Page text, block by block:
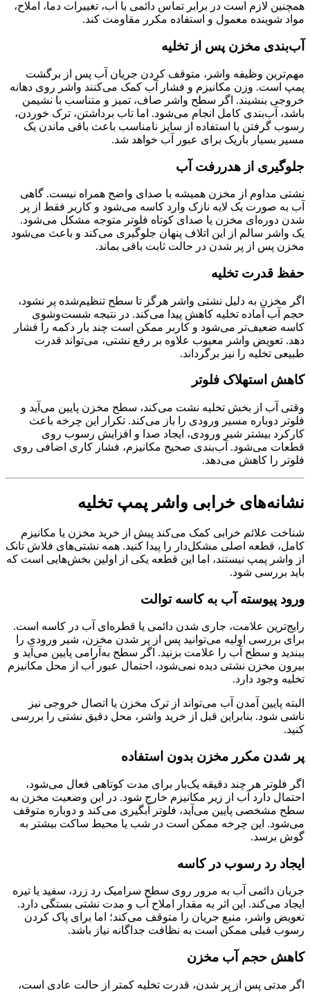
همچنین لازم است در برابر تماس دائمی با آب، تغییرات دما، املاح،
مواد شوینده معمول و استفاده مکرر مقاومت کند.
آب‌بندی مخزن پس از تخلیه
مهم‌ترین وظیفه واشر، متوقف کردن جریان آب پس از برگشت
پمپ است. وزن مکانیزم و فشار آب کمک می‌کنند واشر روی دهانه
خروجی بنشیند. اگر سطح واشر صاف، تمیز و متناسب با نشیمن
باشد، آب‌بندی کامل انجام می‌شود. اما تاب برداشتن، ترک خوردن،
رسوب گرفتن یا استفاده از سایز نامناسب باعث باقی ماندن یک
مسیر بسیار باریک برای عبور آب خواهد شد.
جلوگیری از هدررفت آب
نشتی مداوم از مخزن همیشه با صدای واضح همراه نیست. گاهی
آب به صورت یک لایه نازک وارد کاسه می‌شود و کاربر فقط از پر
شدن دوره‌ای مخزن یا صدای کوتاه فلوتر متوجه مشکل می‌شود.
یک واشر سالم از این اتلاف پنهان جلوگیری می‌کند و باعث می‌شود
مخزن پس از پر شدن در حالت ثابت باقی بماند.
حفظ قدرت تخلیه
اگر مخزن به دلیل نشتی واشر هرگز تا سطح تنظیم‌شده پر نشود،
حجم آب آماده تخلیه کاهش پیدا می‌کند. در نتیجه شست‌وشوی
کاسه ضعیف‌تر می‌شود و کاربر ممکن است چند بار دکمه را فشار
دهد. تعویض واشر معیوب علاوه بر رفع نشتی، می‌تواند قدرت
طبیعی تخلیه را نیز برگرداند.
کاهش استهلاک فلوتر
وقتی آب از بخش تخلیه نشت می‌کند، سطح مخزن پایین می‌آید و
فلوتر دوباره مسیر ورودی را باز می‌کند. تکرار این چرخه باعث
کارکرد بیشتر شیر ورودی، ایجاد صدا و افزایش رسوب روی
قطعات می‌شود. آب‌بندی صحیح مکانیزم، فشار کاری اضافی روی
فلوتر را کاهش می‌دهد.
نشانه‌های خرابی واشر پمپ تخلیه
شناخت علائم خرابی کمک می‌کند پیش از خرید مخزن یا مکانیزم
کامل، قطعه اصلی مشکل‌دار را پیدا کنید. همه نشتی‌های فلاش تانک
از واشر پمپ نیستند، اما این قطعه یکی از اولین بخش‌هایی است که
باید بررسی شود.
ورود پیوسته آب به کاسه توالت
رایج‌ترین علامت، جاری شدن دائمی یا قطره‌ای آب در کاسه است.
برای بررسی اولیه می‌توانید پس از پر شدن مخزن، شیر ورودی را
ببندید و سطح آب را علامت بزنید. اگر سطح به‌آرامی پایین می‌آید و
بیرون مخزن نشتی دیده نمی‌شود، احتمال عبور آب از محل مکانیزم
تخلیه وجود دارد.
البته پایین آمدن آب می‌تواند از ترک مخزن یا اتصال خروجی نیز
ناشی شود. بنابراین قبل از خرید واشر، محل دقیق نشتی را بررسی
کنید.
پر شدن مکرر مخزن بدون استفاده
اگر فلوتر هر چند دقیقه یک‌بار برای مدت کوتاهی فعال می‌شود،
احتمال دارد آب از زیر مکانیزم خارج شود. در این وضعیت مخزن به
سطح مشخصی پایین می‌آید، فلوتر آبگیری می‌کند و دوباره متوقف
می‌شود. این چرخه ممکن است در شب یا محیط ساکت بیشتر به
گوش برسد.
ایجاد رد رسوب در کاسه
جریان دائمی آب به مرور روی سطح سرامیک رد زرد، سفید یا تیره
ایجاد می‌کند. این اثر به مقدار املاح آب و مدت نشتی بستگی دارد.
تعویض واشر، منبع جریان را متوقف می‌کند؛ اما برای پاک کردن
رسوب قبلی ممکن است به نظافت جداگانه نیاز باشد.
کاهش حجم آب مخزن
اگر مدتی پس از پر شدن، قدرت تخلیه کمتر از حالت عادی است،